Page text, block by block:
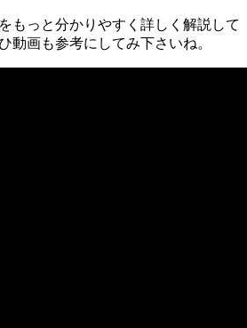
もっと分かりやすく詳しく解説して
動画も参考にしてみ下さいね。